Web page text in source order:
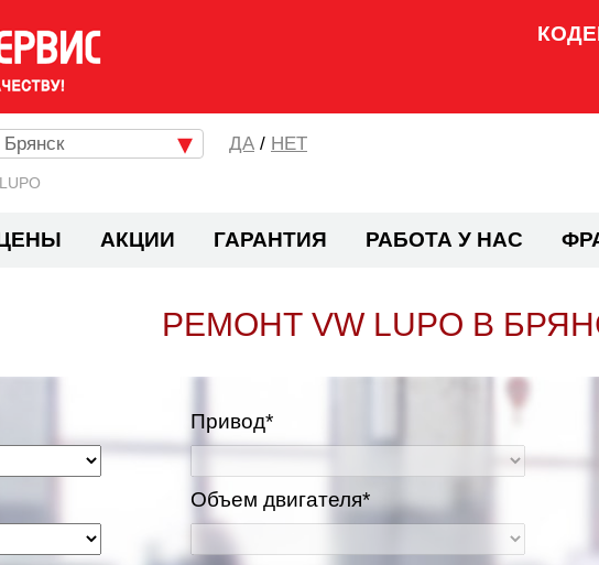
LUPO
Брянск / НЕТ
АКЦИИ ГАРАНТИЯ РАБОТА У НАС
РЕМОНТ VW LUPO В
Привод*
Объем двигателя*